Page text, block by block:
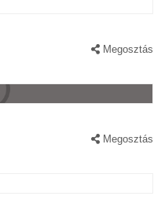
Megosztás
Megosztás